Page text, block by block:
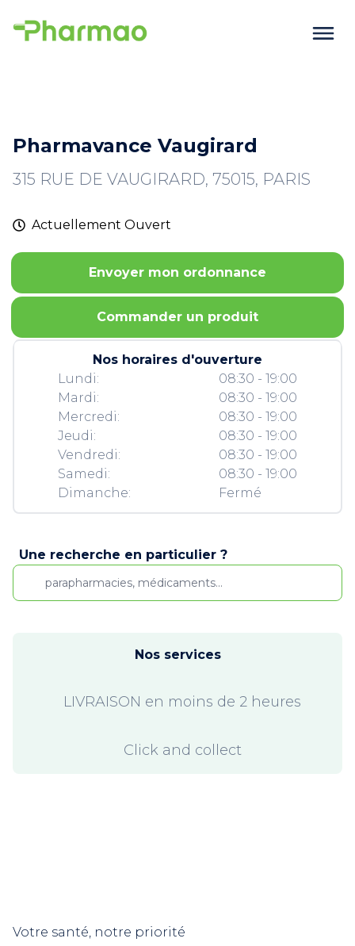
Pharmavance Vaugirard
315 RUE DE VAUGIRARD, 75015, PARIS
Actuellement Ouvert
Envoyer mon ordonnance
Commander un produit
Nos horaires d'ouverture
Lundi:
Mardi:
Mercredi:
Jeudi:
Vendredi:
Samedi:
Dimanche:
08:30 - 19:00
08:30 - 19:00
08:30 - 19:00
08:30 - 19:00
08:30 - 19:00
08:30 - 19:00
Fermé
Une recherche en particulier ?
Nos services
LIVRAISON en moins de 2 heures
Click and collect
Votre santé, notre priorité